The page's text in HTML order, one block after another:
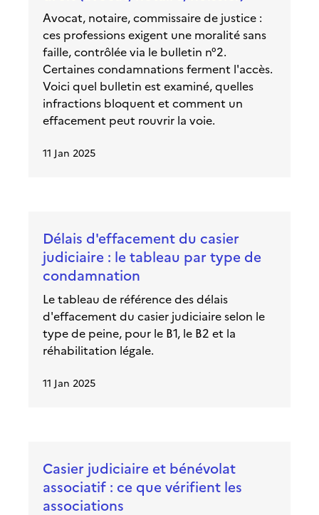
Avocat, notaire, commissaire de justice :
ces professions exigent une moralité sans
faille, contrôlée via le bulletin n°2.
Certaines condamnations ferment l'accès.
Voici quel bulletin est examiné, quelles
infractions bloquent et comment un
effacement peut rouvrir la voie.
11 Jan 2025
Délais d'effacement du casier
judiciaire : le tableau par type de
condamnation
Le tableau de référence des délais
d'effacement du casier judiciaire selon le
type de peine, pour le B1, le B2 et la
réhabilitation légale.
11 Jan 2025
Casier judiciaire et bénévolat
associatif : ce que vérifient les
associations